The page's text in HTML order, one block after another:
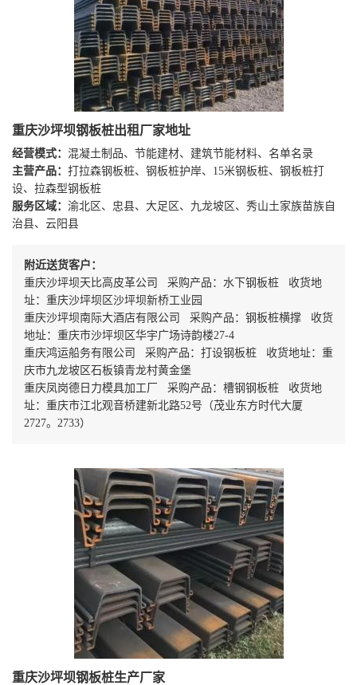
重庆沙坪坝钢板桩出租厂家地址
经营模式： 混凝土制品、节能建材、建筑节能材料、名单名录
主营产品： 打拉森钢板桩、钢板桩护岸、15米钢板桩、钢板桩打
设、拉森型钢板桩
服务区域： 渝北区、忠县、大足区、九龙坡区、秀山土家族苗族自
治县、云阳县
附近送货客户：
重庆沙坪坝天比高皮革公司 采购产品：水下钢板桩 收货地
址：重庆沙坪坝区沙坪坝新桥工业园
重庆沙坪坝南际大酒店有限公司 采购产品：钢板桩横撑 收货
地址：重庆市沙坪坝区华宇广场诗韵楼27-4
重庆鸿运船务有限公司 采购产品：打设钢板桩 收货地址：重
庆市九龙坡区石板镇青龙村黄金堡
重庆凤岗德日力模具加工厂 采购产品：槽钢钢板桩 收货地
址：重庆市江北观音桥建新北路52号（茂业东方时代大厦
2727。2733）
重庆沙坪坝钢板桩生产厂家